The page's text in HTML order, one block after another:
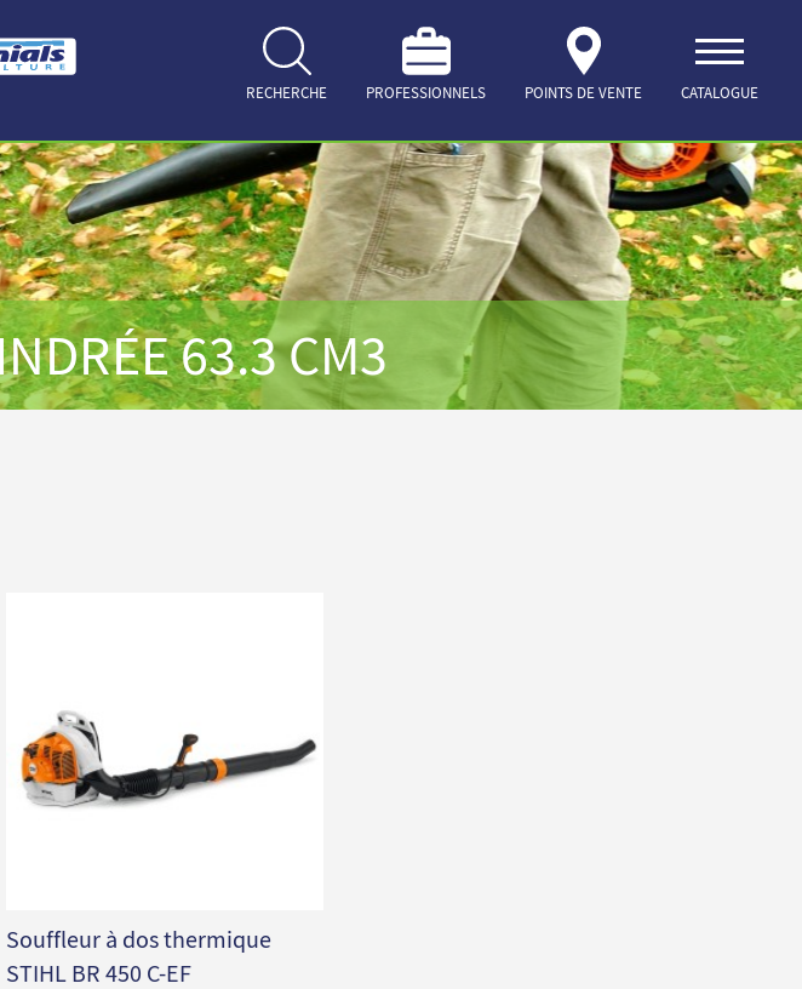
RECHERCHE PROFESSIONNELS POINTS DE VENTE CATALOGUE
63.3 CM3
Souffleur à dos thermique
STIHL BR 450 C-EF